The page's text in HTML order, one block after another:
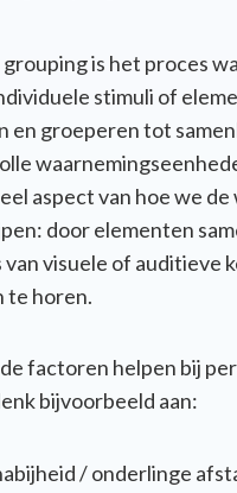
groupingis het proces
stimuli of
en groeperen tot
aspect van hoe we de
door elementen
van visuele of auditieve
te horen.
factoren helpen bij
bijvoorbeeld aan:
/ onderlinge